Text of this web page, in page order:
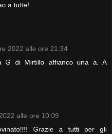
a tutte!
2022 alle ore 21:34
G di Mirtillo affianco una a. A
alle ore 10:09
Grazie a tutti per gli